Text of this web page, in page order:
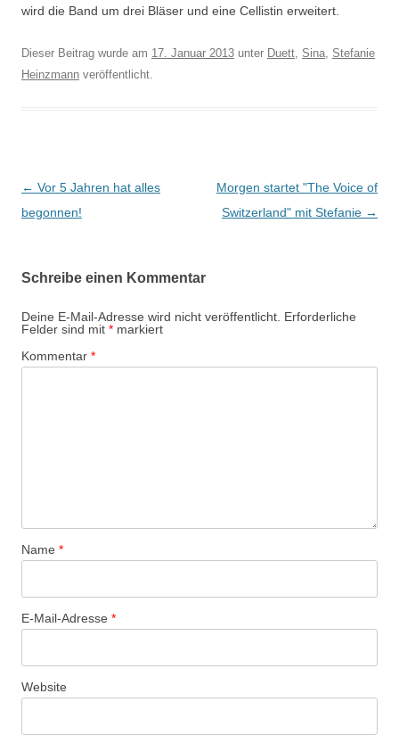
wird die Band um drei Bläser und eine Cellistin erweitert.
Dieser Beitrag wurde am 17. Januar 2013 unter Duett, Sina, Stefanie
Heinzmann veröffentlicht.
Beitragsnavigation
← Vor 5 Jahren hat alles
begonnen!
Morgen startet "The Voice of
Switzerland" mit Stefanie →
Schreibe einen Kommentar
Deine E-Mail-Adresse wird nicht veröffentlicht. Erforderliche
Felder sind mit * markiert
Kommentar *
Name *
E-Mail-Adresse *
Website